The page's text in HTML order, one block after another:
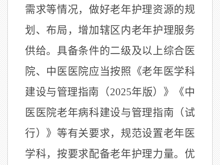
需求等情况，做好老年护理资源的规
划、布局，增加辖区内老年护理服务
供给。具备条件的二级及以上综合医
院、中医医院应当按照《老年医学科
建设与管理指南（2025年版）》《中
医医院老年病科建设与管理指南（试
行）》等有关要求，规范设置老年医
学科，按要求配备老年护理力量。优